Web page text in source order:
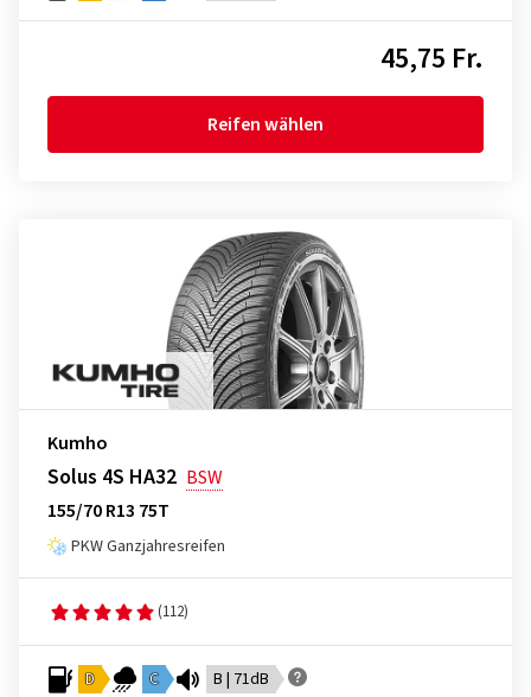
45,75 Fr.
Reifen wählen
Kumho
Solus 4S HA32 BSW
155/70 R13 75T
PKW Ganzjahresreifen
(112)
D C B | 71dB